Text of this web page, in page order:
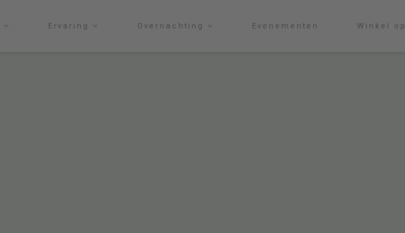
Ervaring Overnachting Evenementen Winkel op